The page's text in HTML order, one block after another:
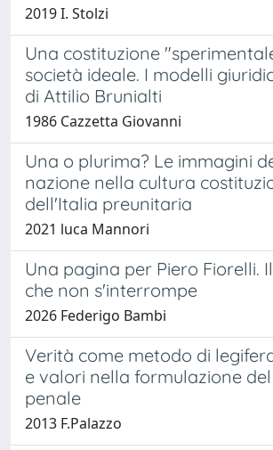
2019 I. Stolzi
Una costituzione
società ideale. I modelli
di Attilio Brunialti
1986 Cazzetta Giovanni
Una o plurima? Le immagini
nazione nella cultura
dell'Italia preunitaria
2021 luca Mannori
Una pagina per Piero Fiorelli.
che non s'interrompe
2026 Federigo Bambi
Verità come metodo di
e valori nella formulazione
penale
2013 F.Palazzo